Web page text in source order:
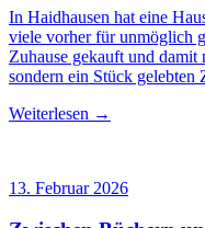
In Haidhausen hat eine
viele vorher für unmöglich
Zuhause gekauft und
sondern ein Stück gelebten
Weiterlesen →
13. Februar 2026